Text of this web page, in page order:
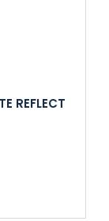
REFLECT